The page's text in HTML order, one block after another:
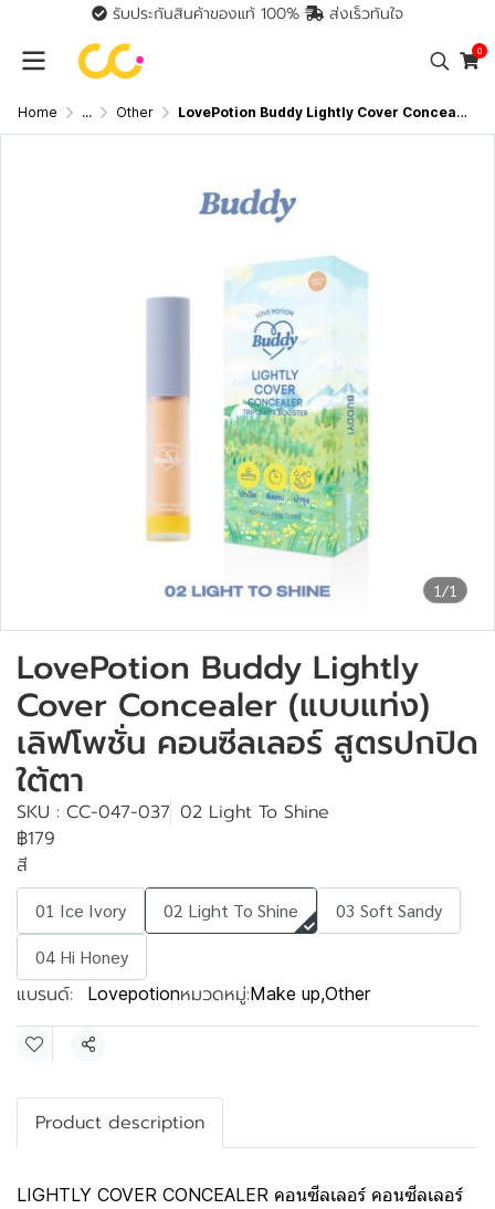
รับประกันสินค้าของแท้ 100% ส่งเร็วทันใจ
0
Home ... Other LovePotion Buddy Lightly Cover Concealer (แบบแท่ง) เลิฟโพชั่น คอนซีลเลอร์ สูตรปกปิดใต้ตา
1/1
LovePotion Buddy Lightly
Cover Concealer (แบบแท่ง)
เลิฟโพชั่น คอนซีลเลอร์ สูตรปกปิด
ใต้ตา
SKU : CC-047-037 02 Light To Shine
฿179
สี
01 Ice Ivory 02 Light To Shine
03 Soft Sandy
04 Hi Honey
แบรนด์: Lovepotionหมวดหมู่:Make up,Other
แชร์
Product description
LIGHTLY COVER CONCEALER คอนซีลเลอร์ คอนซีลเลอร์